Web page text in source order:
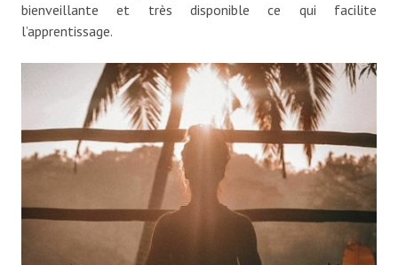
bienveillante et très disponible ce qui facilite
l’apprentissage.